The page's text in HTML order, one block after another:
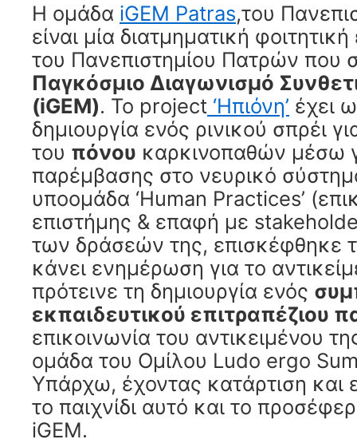
Η ομάδα iGEM Patras,του
είναι μία διατμηματική
του Πανεπιστημίου Πατρών που
Παγκόσμιο Διαγωνισμό
(iGEM). To project ‘Ηπιόνη’ έχει
δημιουργία ενός ρινικού σπρέι
του πόνου καρκινοπαθών μέσω
παρέμβασης στο νευρικό
υποομάδα ‘Human Practices’
επιστήμης & επαφή με
των δράσεών της, επισκέφθηκε
κάνει ενημέρωση για το
πρότεινε τη δημιουργία ενός
εκπαιδευτικού επιτραπέζιου
επικοινωνία του αντικειμένου
ομάδα του Ομίλου Ludo ergo
Υπάρχω, έχοντας κατάρτιση και
το παιχνίδι αυτό και το
iGEM.